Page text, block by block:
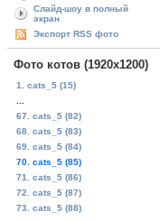
Слайд-шоу в полный
экран
Экспорт RSS фото
Фото котов (1920х1200)
1. cats_5 (15)
67. cats_5 (82)
68. cats_5 (83)
69. cats_5 (84)
70. cats_5 (85)
71. cats_5 (86)
72. cats_5 (87)
73. cats_5 (88)